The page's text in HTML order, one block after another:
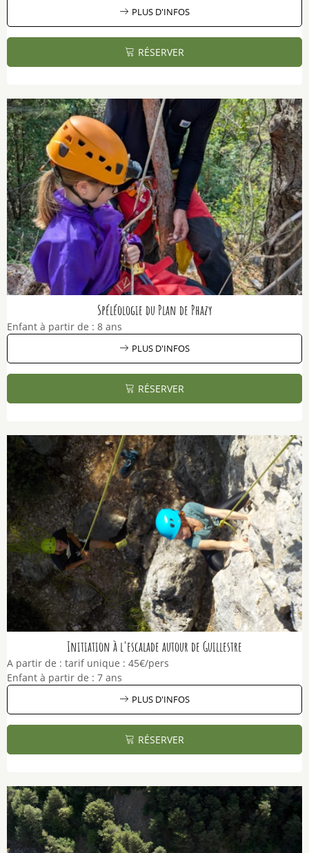
PLUS D'INFOS
RÉSERVER
Spéléologie du Plan de Phazy
Enfant à partir de : 8 ans
PLUS D'INFOS
RÉSERVER
Initiation à l'escalade autour de Guillestre
A partir de : tarif unique : 45€/pers
Enfant à partir de : 7 ans
PLUS D'INFOS
RÉSERVER